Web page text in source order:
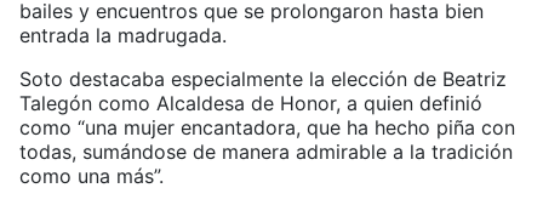
bailes y encuentros que se prolongaron hasta bien
entrada la madrugada.
Soto destacaba especialmente la elección de Beatriz
Talegón como Alcaldesa de Honor, a quien definió
como “una mujer encantadora, que ha hecho piña con
todas, sumándose de manera admirable a la tradición
como una más”.